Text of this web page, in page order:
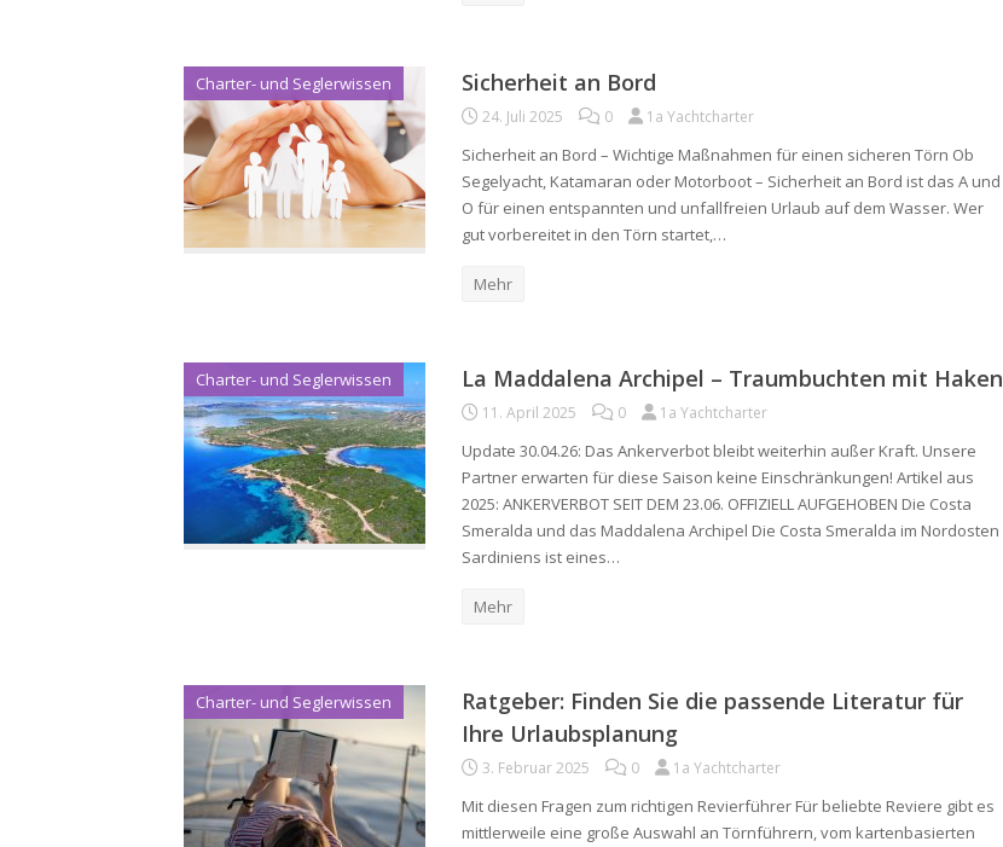
Charter- und Seglerwissen Sicherheit an Bord
24. Juli 2025 0 1a Yachtcharter
Sicherheit an Bord – Wichtige Maßnahmen für einen sicheren Törn Ob
Segelyacht, Katamaran oder Motorboot – Sicherheit an Bord ist das A und
O für einen entspannten und unfallfreien Urlaub auf dem Wasser. Wer
gut vorbereitet in den Törn startet,…
Mehr
Charter- und Seglerwissen La Maddalena Archipel – Traumbuchten mit Haken
11. April 2025 0 1a Yachtcharter
Update 30.04.26: Das Ankerverbot bleibt weiterhin außer Kraft. Unsere
Partner erwarten für diese Saison keine Einschränkungen! Artikel aus
2025: ANKERVERBOT SEIT DEM 23.06. OFFIZIELL AUFGEHOBEN Die Costa
Smeralda und das Maddalena Archipel Die Costa Smeralda im Nordosten
Sardiniens ist eines…
Mehr
Charter- und Seglerwissen
Ratgeber: Finden Sie die passende Literatur für
Ihre Urlaubsplanung
3. Februar 2025 0 1a Yachtcharter
Mit diesen Fragen zum richtigen Revierführer Für beliebte Reviere gibt es
mittlerweile eine große Auswahl an Törnführern, vom kartenbasierten